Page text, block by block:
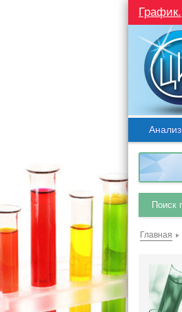
График.
Поиск
Главная